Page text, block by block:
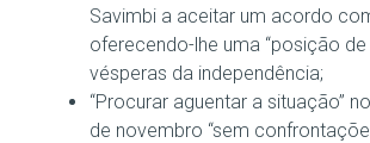
Savimbi a aceitar um acordo
oferecendo-lhe uma “posição de
vésperas da independência;
“Procurar aguentar a situação”
de novembro “sem